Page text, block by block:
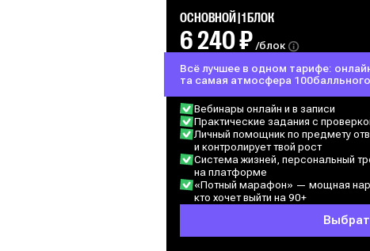
ОСНОВНОЙ | 1 БЛОК
6 240 ₽ /блок
Всё лучшее в одном тарифе:
та самая атмосфера 100балльного
Вебинары онлайн и в записи
Практические задания с
Личный помощник по предмету
и контролирует твой рост
Система жизней, персональный
на платформе
«Потный марафон» — мощная
кто хочет выйти на 90+